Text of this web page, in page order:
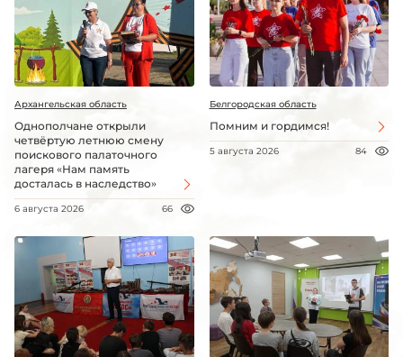
Архангельская область
Однополчане открыли
четвёртую летнюю смену
поискового палаточного
лагеря «Нам память
досталась в наследство»
6 августа 2026 66
Белгородская область
Помним и гордимся!
5 августа 2026 84